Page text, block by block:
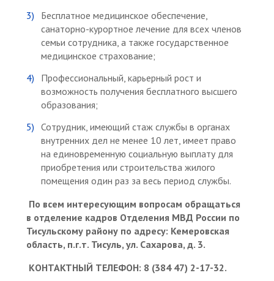
Бесплатное медицинское обеспечение,
санаторно-курортное лечение для всех членов
семьи сотрудника, а также государственное
медицинское страхование;
Профессиональный, карьерный рост и
возможность получения бесплатного высшего
образования;
Сотрудник, имеющий стаж службы в органах
внутренних дел не менее 10 лет, имеет право
на единовременную социальную выплату для
приобретения или строительства жилого
помещения один раз за весь период службы.
По всем интересующим вопросам обращаться
в отделение кадров Отделения МВД России по
Тисульскому району по адресу: Кемеровская
область, п.г.т. Тисуль, ул. Сахарова, д. 3.
КОНТАКТНЫЙ ТЕЛЕФОН: 8 (384 47) 2-17-32.